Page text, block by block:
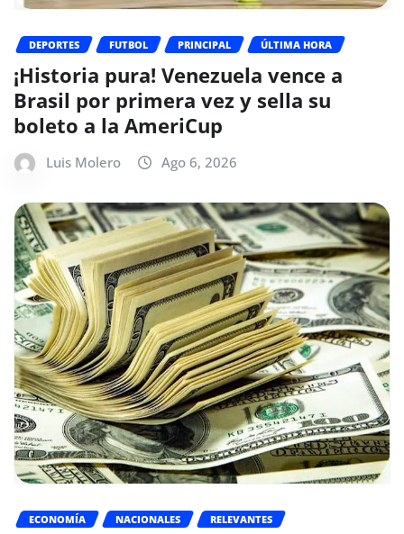
DEPORTES FUTBOL PRINCIPAL ÚLTIMA HORA
¡Historia pura! Venezuela vence a
Brasil por primera vez y sella su
boleto a la AmeriCup
Luis Molero Ago 6, 2026
ECONOMÍA NACIONALES
RELEVANTES